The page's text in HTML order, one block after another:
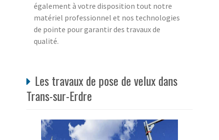
également à votre disposition tout notre
matériel professionnel et nos technologies
de pointe pour garantir des travaux de
qualité.
Les travaux de pose de velux dans
Trans-sur-Erdre